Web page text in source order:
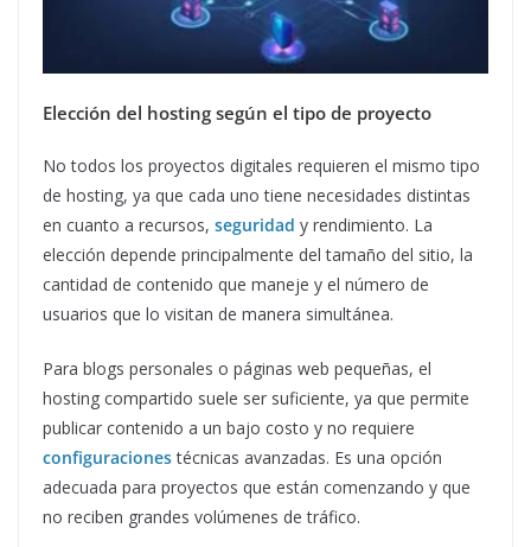
Elección del hosting según el tipo de proyecto
No todos los proyectos digitales requieren el mismo tipo
de hosting, ya que cada uno tiene necesidades distintas
en cuanto a recursos, seguridad y rendimiento. La
elección depende principalmente del tamaño del sitio, la
cantidad de contenido que maneje y el número de
usuarios que lo visitan de manera simultánea.
Para blogs personales o páginas web pequeñas, el
hosting compartido suele ser suficiente, ya que permite
publicar contenido a un bajo costo y no requiere
configuracionestécnicas avanzadas. Es una opción
adecuada para proyectos que están comenzando y que
no reciben grandes volúmenes de tráfico.